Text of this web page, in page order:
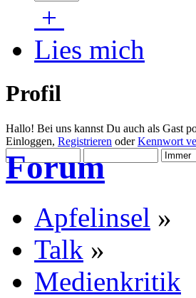
+
Lies mich
Profil
Hallo! Bei uns kannst Du auch als Gast
Einloggen, Registrieren oderKennwort
Forum
Apfelinsel »
Talk »
Medienkritik